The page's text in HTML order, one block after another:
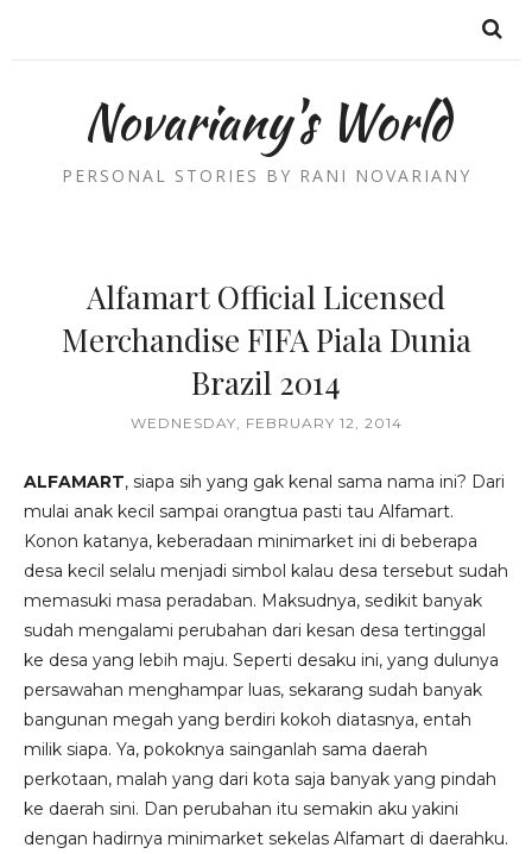
Novariany's World
PERSONAL STORIES BY RANI NOVARIANY
Alfamart Official Licensed
Merchandise FIFA Piala Dunia
Brazil 2014
WEDNESDAY, FEBRUARY 12, 2014
ALFAMART, siapa sih yang gak kenal sama nama ini? Dari
mulai anak kecil sampai orangtua pasti tau Alfamart.
Konon katanya, keberadaan minimarket ini di beberapa
desa kecil selalu menjadi simbol kalau desa tersebut sudah
memasuki masa peradaban. Maksudnya, sedikit banyak
sudah mengalami perubahan dari kesan desa tertinggal
ke desa yang lebih maju. Seperti desaku ini, yang dulunya
persawahan menghampar luas, sekarang sudah banyak
bangunan megah yang berdiri kokoh diatasnya, entah
milik siapa. Ya, pokoknya sainganlah sama daerah
perkotaan, malah yang dari kota saja banyak yang pindah
ke daerah sini. Dan perubahan itu semakin aku yakini
dengan hadirnya minimarket sekelas Alfamart di daerahku.